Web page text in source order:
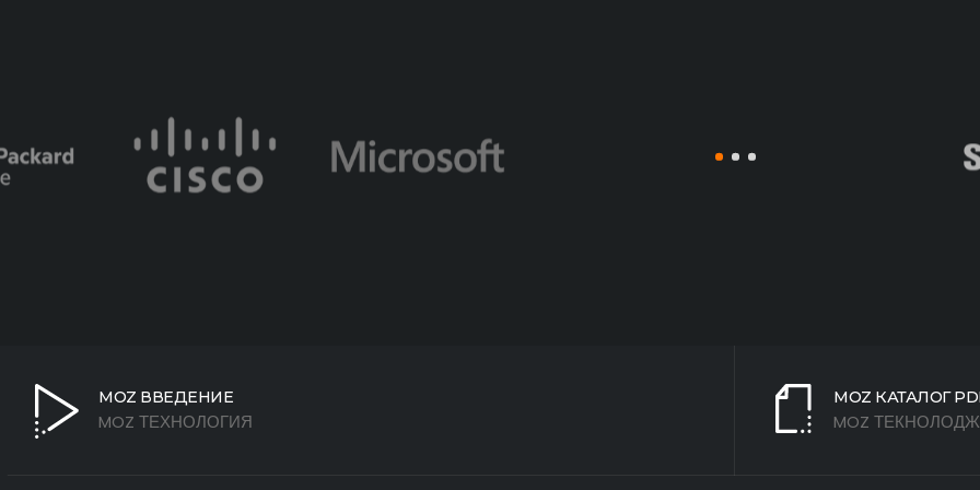
МОZ ВВЕДЕНИЕ
MOZ ТЕХНОЛОГИЯ
МОZ КАТАЛОГ
MOZ